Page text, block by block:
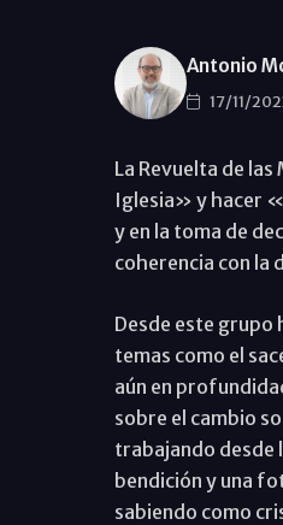
Antonio
17/11/
La Revuelta de
Iglesia» y hacer
y en la toma de
coherencia con la
Desde este grupo
temas como el
aún en
sobre el cambio
trabajando desde
bendición y una
sabiendo como